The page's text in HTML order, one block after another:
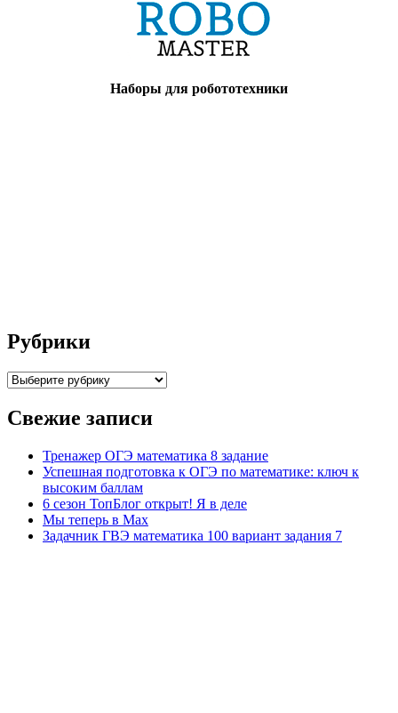
Наборы для робототехники
Рубрики
Рубрики
Свежие записи
Тренажер ОГЭ математика 8 задание
Успешная подготовка к ОГЭ по математике: ключ к
высоким баллам
6 сезон ТопБлог открыт! Я в деле
Мы теперь в Max
Задачник ГВЭ математика 100 вариант задания 7